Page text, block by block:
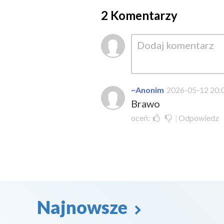
2 Komentarzy
~Anonim 2026-05-12
Brawo
oceń: | Odpowiedz
Najnowsze